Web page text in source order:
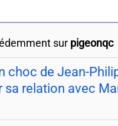
sur pigeonqc
choc de Jean-
sa relation avec